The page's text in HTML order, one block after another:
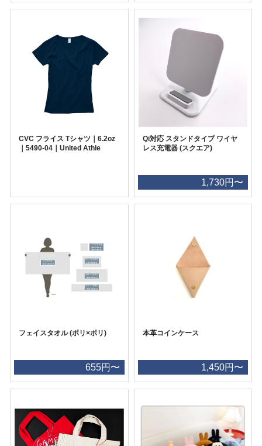
CVC フライス Tシャツ｜6.2oz
｜5490-04｜United Athle
Qi対応 スタンドタイプ ワイヤ
レス充電器 (スクエア)
1,730円〜
フェイスタオル (ポリ×ポリ)
655円〜
本革コインケース
1,450円〜